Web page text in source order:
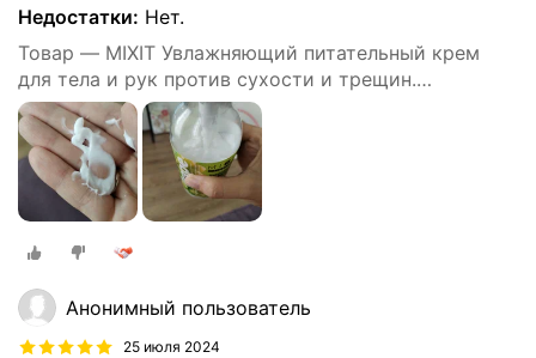
Недостатки: Нет.
Товар — MIXIT Увлажняющий питательный крем
для тела и рук против сухости и трещин.
Восстанавливающее средство для ухода за кожей
тела c пантенолом и маслом виноградных косточек
SUPER FOOD
Анонимный пользователь
25 июля 2024